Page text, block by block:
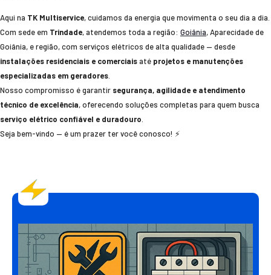
Aqui na TK Multiservice, cuidamos da energia que movimenta o seu dia a dia.
Com sede em Trindade, atendemos toda a região: Goiânia, Aparecidade de
Goiânia, e região, com serviços elétricos de alta qualidade — desde
instalações residenciais e comerciaisaté projetos e manutenções
especializadas em geradores
Nosso compromisso é garantir segurança, agilidade e atendimento
técnico de excelência, oferecendo soluções completas para quem busca
serviço elétrico confiável e duradouro
Seja bem-vindo — é um prazer ter você conosco! ⚡